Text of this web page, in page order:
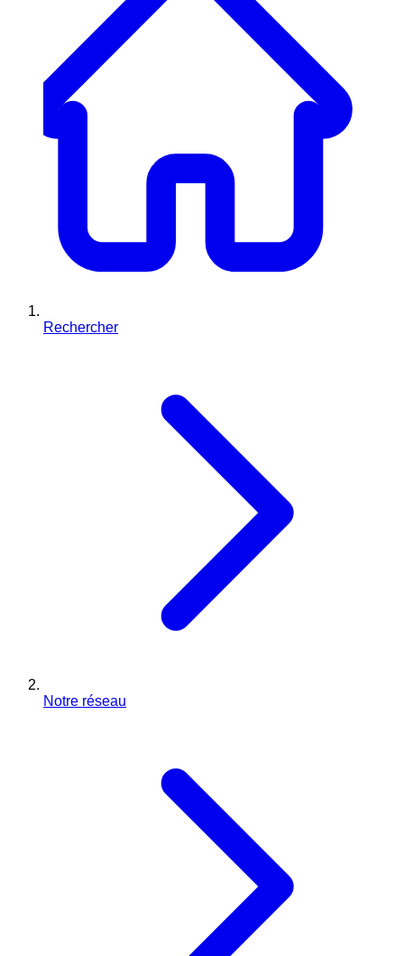
Rechercher
Notre réseau